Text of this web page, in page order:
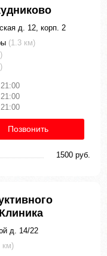
д. 12, корп. 2
(1.3 км)
Позвонить
1500 руб.
д. 14/22
км)